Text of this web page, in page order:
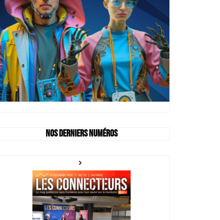
Nos derniers numéros